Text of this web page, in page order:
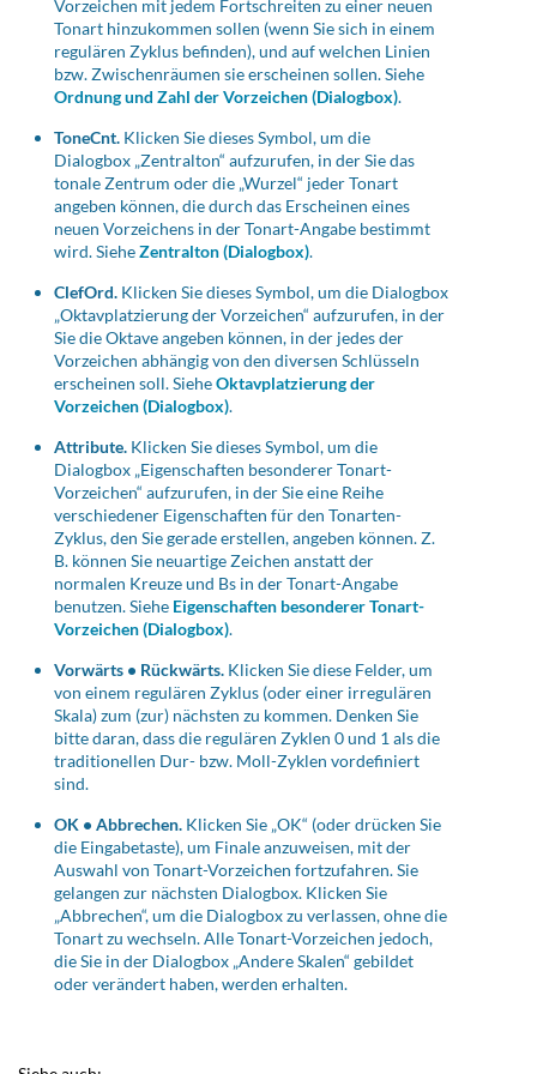
Vorzeichen mit jedem Fortschreiten zu einer neuen
Tonart hinzukommen sollen (wenn Sie sich in einem
regulären Zyklus befinden), und auf welchen Linien
bzw. Zwischenräumen sie erscheinen sollen. Siehe
Ordnung und Zahl der Vorzeichen (Dialogbox).
ToneCnt. Klicken Sie dieses Symbol, um die
Dialogbox „Zentralton“ aufzurufen, in der Sie das
tonale Zentrum oder die „Wurzel“ jeder Tonart
angeben können, die durch das Erscheinen eines
neuen Vorzeichens in der Tonart-Angabe bestimmt
wird. SieheZentralton (Dialogbox).
ClefOrd. Klicken Sie dieses Symbol, um die Dialogbox
„Oktavplatzierung der Vorzeichen“ aufzurufen, in der
Sie die Oktave angeben können, in der jedes der
Vorzeichen abhängig von den diversen Schlüsseln
erscheinen soll. SieheOktavplatzierung der
Vorzeichen (Dialogbox).
Attribute. Klicken Sie dieses Symbol, um die
Dialogbox „Eigenschaften besonderer Tonart-
Vorzeichen“ aufzurufen, in der Sie eine Reihe
verschiedener Eigenschaften für den Tonarten-
Zyklus, den Sie gerade erstellen, angeben können. Z.
B. können Sie neuartige Zeichen anstatt der
normalen Kreuze und Bs in der Tonart-Angabe
benutzen. Siehe Eigenschaften besonderer Tonart-
Vorzeichen (Dialogbox).
Vorwärts • Rückwärts. Klicken Sie diese Felder, um
von einem regulären Zyklus (oder einer irregulären
Skala) zum (zur) nächsten zu kommen. Denken Sie
bitte daran, dass die regulären Zyklen 0 und 1 als die
traditionellen Dur- bzw. Moll-Zyklen vordefiniert
sind.
OK • Abbrechen. Klicken Sie „OK“ (oder drücken Sie
die Eingabetaste), um Finale anzuweisen, mit der
Auswahl von Tonart-Vorzeichen fortzufahren. Sie
gelangen zur nächsten Dialogbox. Klicken Sie
„Abbrechen“, um die Dialogbox zu verlassen, ohne die
Tonart zu wechseln. Alle Tonart-Vorzeichen jedoch,
die Sie in der Dialogbox „Andere Skalen“ gebildet
oder verändert haben, werden erhalten.